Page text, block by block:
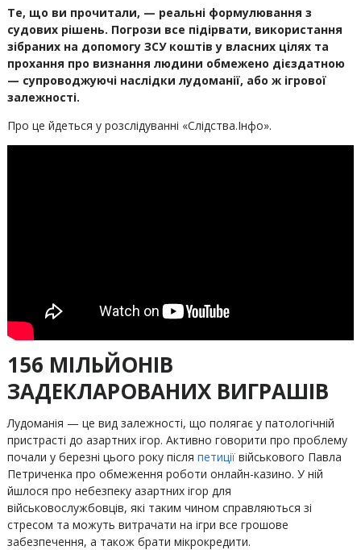
Те, що ви прочитали, — реальні формулювання з
судових рішень. Погрози все підірвати, використання
зібраних на допомогу ЗСУ коштів у власних цілях та
прохання про визнання людини обмежено дієздатною
— супроводжуючі наслідки лудоманії, або ж ігрової
залежності.
Про це йдеться у розслідуванні «Слідства.Інфо».
156 МІЛЬЙОНІВ
ЗАДЕКЛАРОВАНИХ ВИГРАШІВ
Лудоманія — це вид залежності, що полягає у патологічній
пристрасті до азартних ігор. Активно говорити про проблему
почали у березні цього року після петиціївійськового Павла
Петриченка про обмеження роботи онлайн-казино. У ній
йшлося про небезпеку азартних ігор для
військовослужбовців, які таким чином справляються зі
стресом та можуть витрачати на ігри все грошове
забезпечення, а також брати мікрокредити.